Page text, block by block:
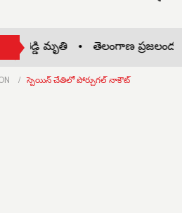
మృతి • తెలంగాణ ప్రజలందరికీ
స్పెయిన్ చేతిలో పోర్చుగల్ నాకౌట్